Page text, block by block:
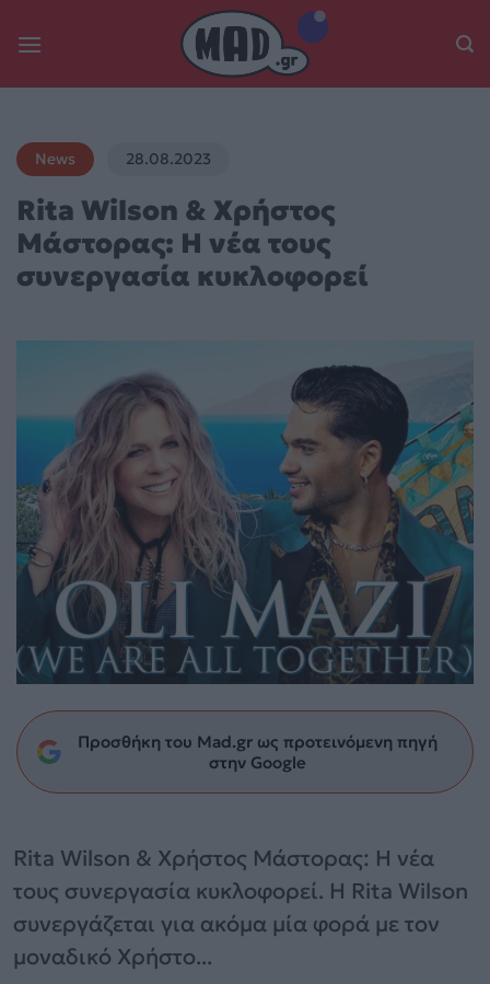
News 28.08.2023
Rita Wilson & Χρήστος
Μάστορας: Η νέα τους
συνεργασία κυκλοφορεί
Προσθήκη του Mad.gr ως προτεινόμενη πηγή
στην Google
Rita Wilson & Χρήστος Μάστορας: Η νέα
τους συνεργασία κυκλοφορεί. Η Rita Wilson
συνεργάζεται για ακόμα μία φορά με τον
μοναδικό Χρήστο...